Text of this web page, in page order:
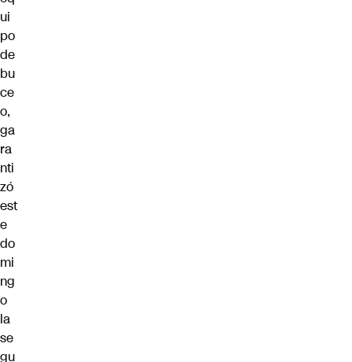
ui
po
de
bu
ce
o,
ga
ra
nti
zó
est
e
do
mi
ng
o
la
se
gu